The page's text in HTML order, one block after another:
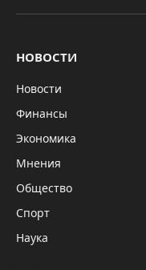
НОВОСТИ
Новости
Финансы
Экономика
Мнения
Общество
Спорт
Наука